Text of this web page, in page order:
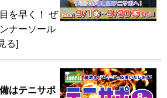
を早く！ ぜ
ナーソール
る]
はテニサポ